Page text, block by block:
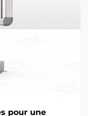
pour une